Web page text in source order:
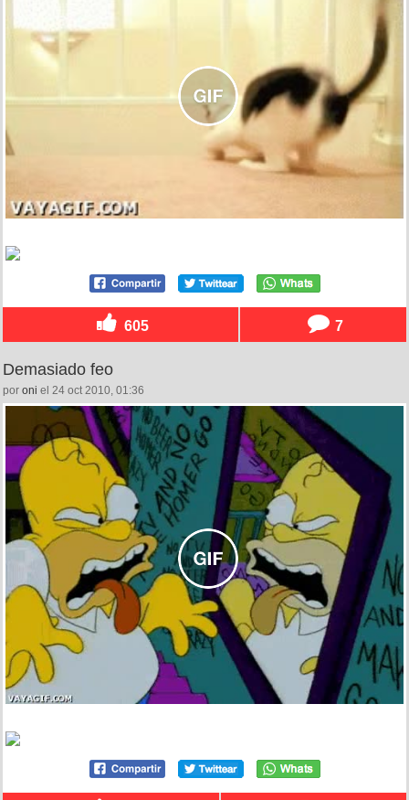
605 7
Demasiado feo
por oni el 24 oct 2010, 01:36